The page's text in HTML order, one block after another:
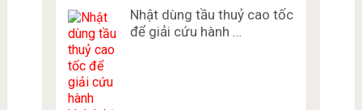
Nhật dùng tầu thuỷ cao tốc
để giải cứu hành …